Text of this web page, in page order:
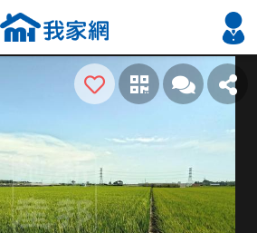
搜尋
熱門關鍵字
出
2026 新北降價好屋限量釋出